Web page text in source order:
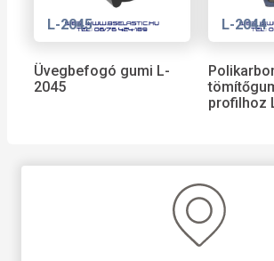
L-2045
Üvegbefogó gumi L-
2045
L-2044
profilhoz